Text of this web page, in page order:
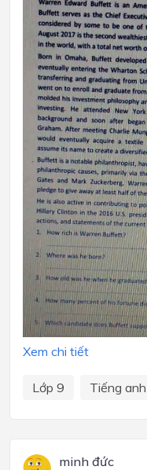
Xem chi tiết
Lớp 9 Tiếng anh
minh đức